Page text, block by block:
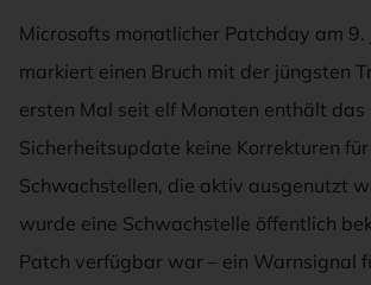
Microsofts monatlicher Patchday am 9.
markiert einen Bruch mit der jüngsten
ersten Mal seit elf Monaten enthält das
Sicherheitsupdate keine Korrekturen für
Schwachstellen, die aktiv ausgenutzt
wurde eine Schwachstelle öffentlich
Patch verfügbar war – ein Warnsignal